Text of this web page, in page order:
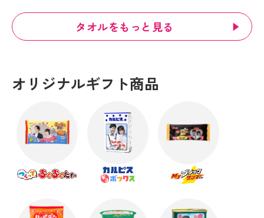
タオルをもっと見る
オリジナルギフト商品